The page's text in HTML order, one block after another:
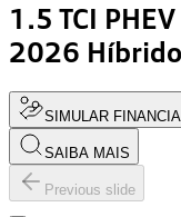
1.5 TCI
2026 Híbrido
SIMULAR
SAIBA MAIS
Previous slide